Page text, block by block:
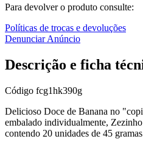
Para devolver o produto consulte:
Políticas de trocas e devoluções
Denunciar Anúncio
Descrição e ficha
Código fcg1hk390g
Delicioso Doce de Banana no
embalado individualmente,
contendo 20 unidades de 45